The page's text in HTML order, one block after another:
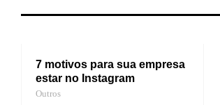
7 motivos para sua empresa
estar no Instagram
Outros